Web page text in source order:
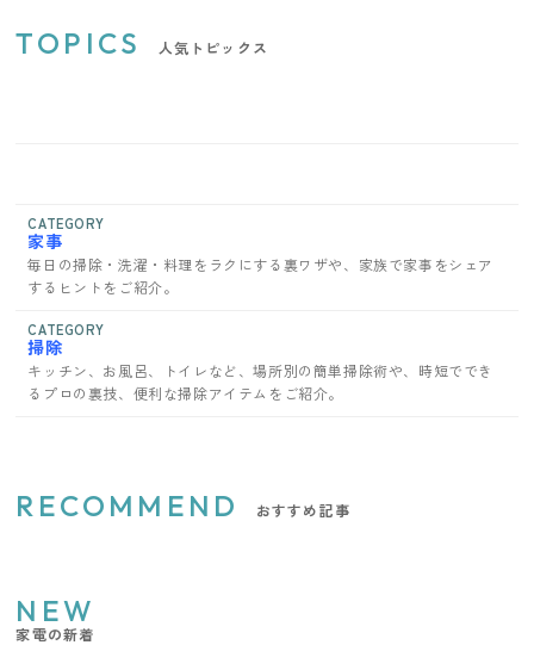
TOPICS 人気トピックス
CATEGORY
家事
毎日の掃除・洗濯・料理をラクにする裏ワザや、家族で家事をシェア
するヒントをご紹介。
CATEGORY
掃除
キッチン、お風呂、トイレなど、場所別の簡単掃除術や、時短ででき
るプロの裏技、便利な掃除アイテムをご紹介。
RECOMMEND おすすめ記事
NEW
家電の新着